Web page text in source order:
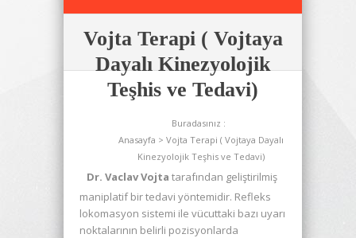
Vojta Terapi ( Vojtaya
Dayalı Kinezyolojik
Teşhis ve Tedavi)
Buradasınız :
Anasayfa > Vojta Terapi ( Vojtaya Dayalı
Kinezyolojik Teşhis ve Tedavi)
Dr. Vaclav Vojta tarafından geliştirilmiş
maniplatif bir tedavi yöntemidir. Refleks
lokomasyon sistemi ile vücuttaki bazı uyarı
noktalarının belirli pozisyonlarda